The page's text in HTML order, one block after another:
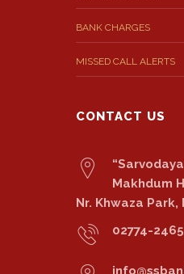
BANK CHARGES
MISSED CALL ALERTS
CONTACT US
Makhdum
Nr. Khwaza Park,
02774-